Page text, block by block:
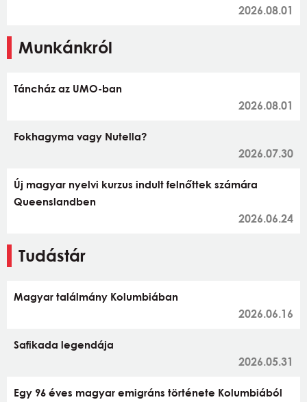
2026.08.01
Munkánkról
Táncház az UMO-ban
2026.08.01
Fokhagyma vagy Nutella?
2026.07.30
Új magyar nyelvi kurzus indult felnőttek számára
Queenslandben
2026.06.24
Tudástár
Magyar találmány Kolumbiában
2026.06.16
Safikada legendája
2026.05.31
Egy 96 éves magyar emigráns története Kolumbiából